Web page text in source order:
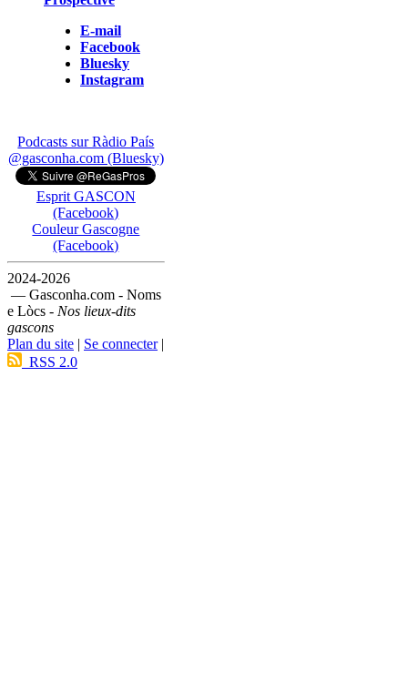
E-mail
Facebook
Bluesky
Instagram
Podcasts sur Ràdio País
@gasconha.com (Bluesky)
Esprit GASCON
(Facebook)
Couleur Gascogne
(Facebook)
2024-2026
— Gasconha.com - Noms
e Lòcs - Nos lieux-dits
gascons
Plan du site | Se connecter|
RSS 2.0